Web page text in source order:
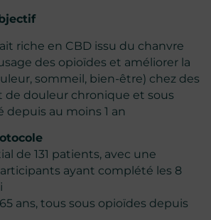
riche en CBD issu du chanvre
des opioïdes et améliorer la
sommeil, bien-être) chez des
de douleur chronique et sous
au moins 1 an
de 131 patients, avec une
ayant complété les 8
ans, tous sous opioïdes depuis